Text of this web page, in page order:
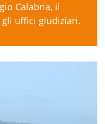
Calabria, il
gli uffici giudiziari.